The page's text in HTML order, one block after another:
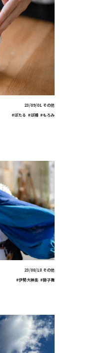
23/09/01 その他
#ぽたる #ぽ樽 #もろみ
23/08/18 その他
#伊勢大神楽 #獅子舞